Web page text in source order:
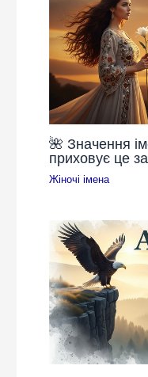
🌺 Значення
приховує це
Жіночі імена